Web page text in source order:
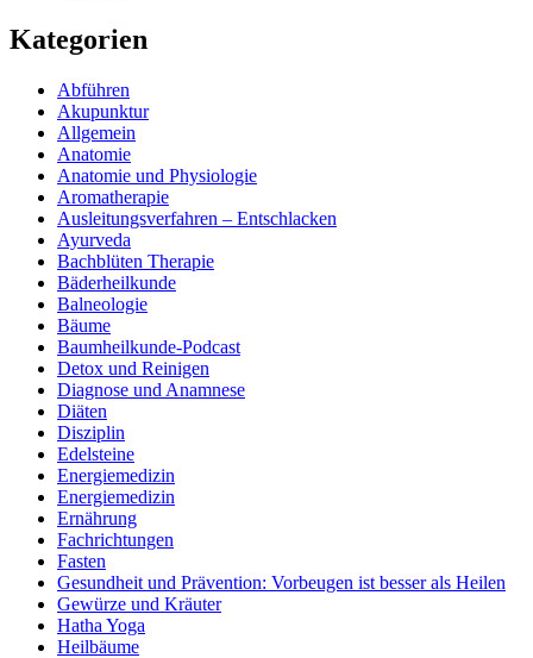
Kategorien
Abführen
Akupunktur
Allgemein
Anatomie
Anatomie und Physiologie
Aromatherapie
Ausleitungsverfahren – Entschlacken
Ayurveda
Bachblüten Therapie
Bäderheilkunde
Balneologie
Bäume
Baumheilkunde-Podcast
Detox und Reinigen
Diagnose und Anamnese
Diäten
Disziplin
Edelsteine
Energiemedizin
Energiemedizin
Ernährung
Fachrichtungen
Fasten
Gesundheit und Prävention: Vorbeugen ist besser als Heilen
Gewürze und Kräuter
Hatha Yoga
Heilbäume